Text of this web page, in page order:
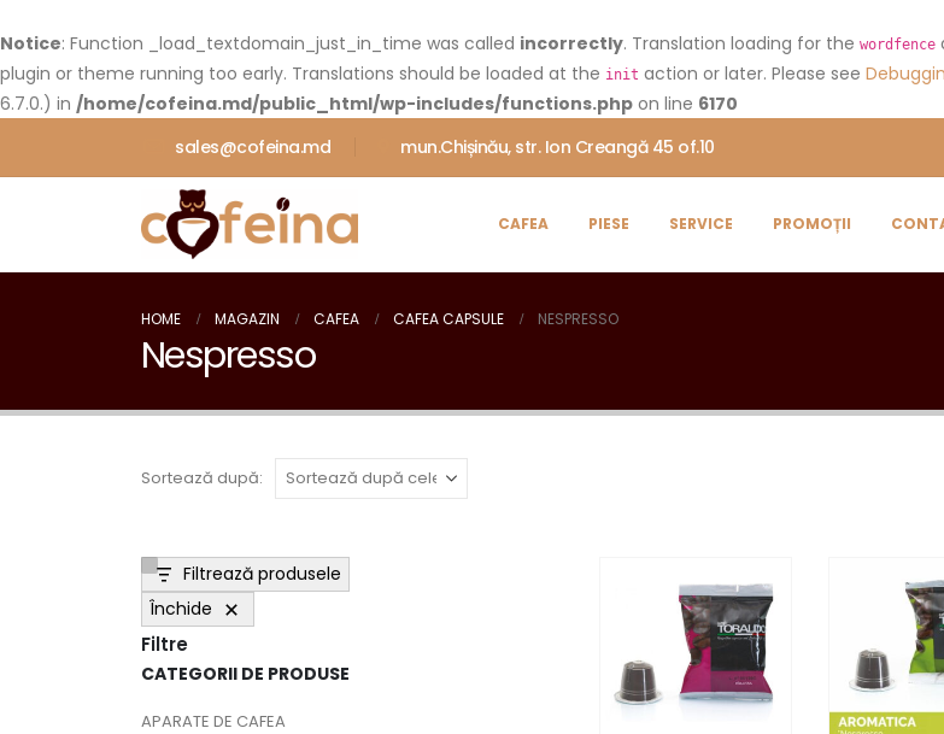
Notice: Function _load_textdomain_just_in_time was called incorrectly. Translation loading for the wordfence
plugin or theme running too early. Translations should be loaded at the init action or later. Please see
6.7.0.) in /home/cofeina.md/public_html/wp-includes/functions.php on line 6170
sales@cofeina.md
mun.Chișinău, str. Ion Creangă 45 of.10
CAFEA PIESE SERVICE PROMOȚII
HOME MAGAZIN CAFEA CAFEA CAPSULE NESPRESSO
Nespresso
Sortează după:
Filtrează produsele
Închide
Filtre
CATEGORII DE PRODUSE
APARATE DE CAFEA